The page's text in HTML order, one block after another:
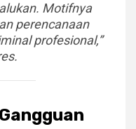
Motifnya
perencanaan
profesional,”